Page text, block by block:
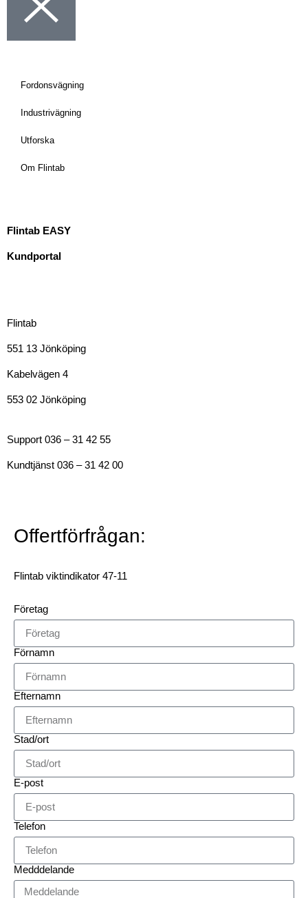
Fordonsvägning
Industrivägning
Utforska
Om Flintab
Flintab EASY
Kundportal
Flintab
551 13 Jönköping
Kabelvägen 4
553 02 Jönköping
Support 036 – 31 42 55
Kundtjänst 036 – 31 42 00
Offertförfrågan:
Flintab viktindikator 47-11
Företag
Förnamn
Efternamn
Stad/ort
E-post
Telefon
Medddelande